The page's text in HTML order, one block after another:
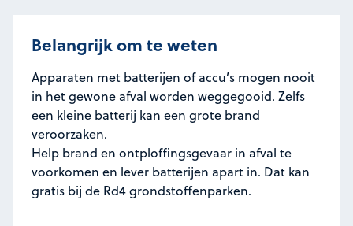
Belangrijk om te weten
Apparaten met batterijen of accu’s mogen nooit
in het gewone afval worden weggegooid. Zelfs
een kleine batterij kan een grote brand
veroorzaken.
Help brand en ontploffingsgevaar in afval te
voorkomen en lever batterijen apart in. Dat kan
gratis bij de Rd4 grondstoffenparken.